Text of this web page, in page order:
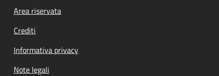
Footer menu
Area riservata
Crediti
Informativa privacy
Note legali